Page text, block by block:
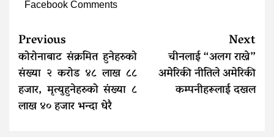
Facebook Comments
Continue
Reading
Previous
कोरोनाबाट संक्रमित हुनेहरुको
संख्या २ करोड ४८ लाख ८८
हजार, मृत्युहुनेहरुको संख्या ८
लाख ४० हजार भन्दा धेरै
Next
चीनलाई “अलग राख्ने”
अमेरिकी नीतिले अमेरिकी
कम्पनीहरूलाई दखल